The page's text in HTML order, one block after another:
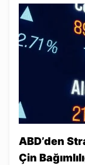
ABD’den
Çin